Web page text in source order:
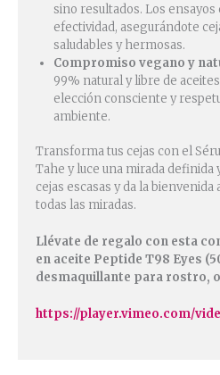
sino resultados. Los ensayos
efectividad, asegurándote
saludables y hermosas.
Compromiso vegano y
99% natural y libre de
elección consciente y
ambiente.
Transforma tus cejas con el
Tahe y luce una mirada definida
cejas escasas y da la bienvenida
todas las miradas.
Llévate de regalo con esta
en aceite Peptide T98 Eyes
desmaquillante para rostro,
https://player.vimeo.com/